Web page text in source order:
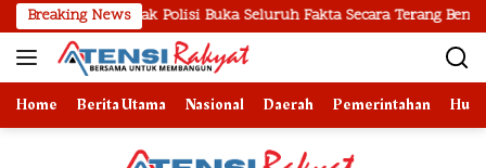
Langsung
ke
konten
Breaking News
Polisi Buka Seluruh Fakta Secara Terang Benderang
Home Berita Utama Nasional Daerah Pemerintahan